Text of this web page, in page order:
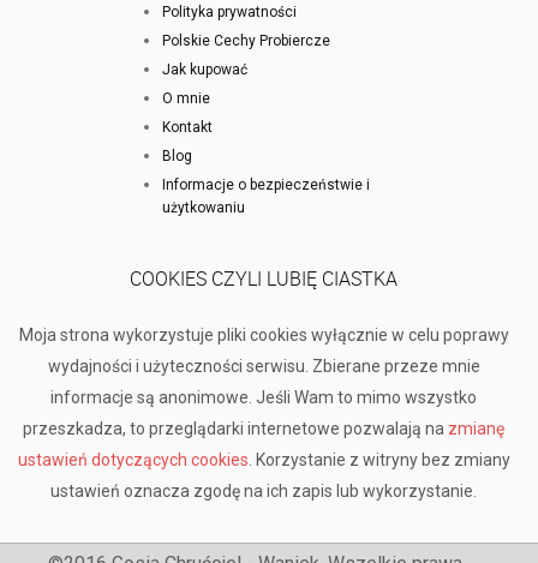
Polityka prywatności
Polskie Cechy Probiercze
Jak kupować
O mnie
Kontakt
Blog
Informacje o bezpieczeństwie i
użytkowaniu
COOKIES CZYLI LUBIĘ CIASTKA
Moja strona wykorzystuje pliki cookies wyłącznie w celu poprawy
wydajności i użyteczności serwisu. Zbierane przeze mnie
informacje są anonimowe. Jeśli Wam to mimo wszystko
przeszkadza, to przeglądarki internetowe pozwalają na zmianę
ustawień dotyczących cookies . Korzystanie z witryny bez zmiany
ustawień oznacza zgodę na ich zapis lub wykorzystanie.